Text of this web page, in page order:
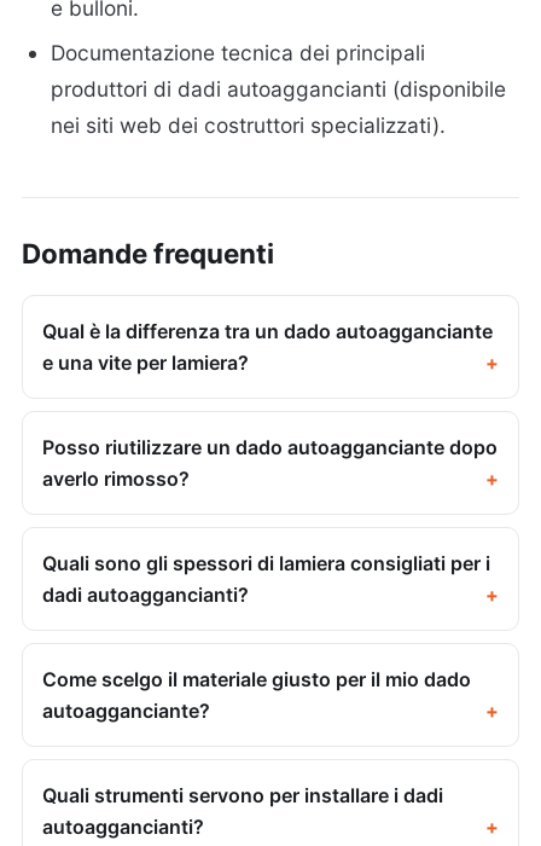
e bulloni.
Documentazione tecnica dei principali
produttori di dadi autoaggancianti (disponibile
nei siti web dei costruttori specializzati).
Domande frequenti
Qual è la differenza tra un dado autoagganciante
e una vite per lamiera?
Posso riutilizzare un dado autoagganciante dopo
averlo rimosso?
Quali sono gli spessori di lamiera consigliati per i
dadi autoaggancianti?
Come scelgo il materiale giusto per il mio dado
autoagganciante?
Quali strumenti servono per installare i dadi
autoaggancianti?